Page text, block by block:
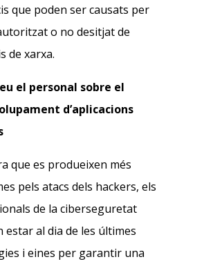
que poden ser causats per
o no desitjat de
de xarxa.
el personal sobre el
d’aplicacions
que es produeixen més
pels atacs dels hackers, els
de la ciberseguretat
estar al dia de les últimes
i eines per garantir una